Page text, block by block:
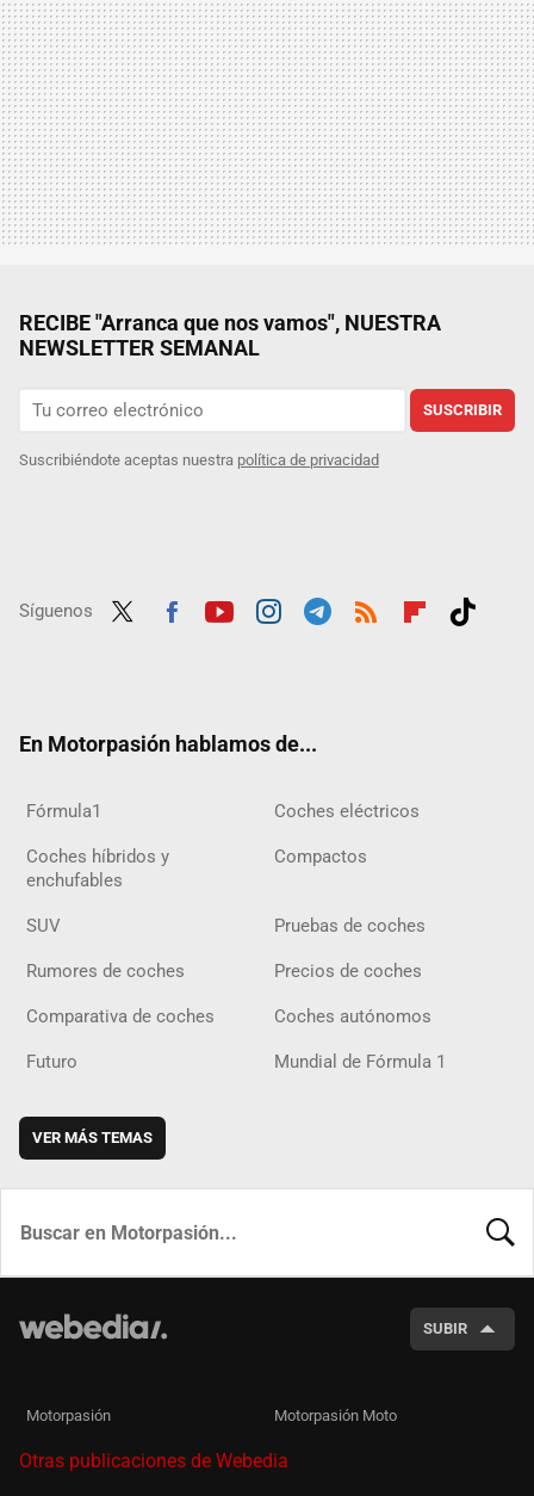
RECIBE "Arranca que nos vamos", NUESTRA
NEWSLETTER SEMANAL
SUSCRIBIR
Suscribiéndote aceptas nuestra política de privacidad
Síguenos
En Motorpasión hablamos de...
Fórmula1 Coches eléctricos
Coches híbridos y
enchufables
Compactos
SUV Pruebas de coches
Rumores de coches Precios de coches
Comparativa de coches Coches autónomos
Futuro Mundial de Fórmula 1
VER MÁS TEMAS
SUBIR
Motorpasión Motorpasión Moto
Otras publicaciones de Webedia